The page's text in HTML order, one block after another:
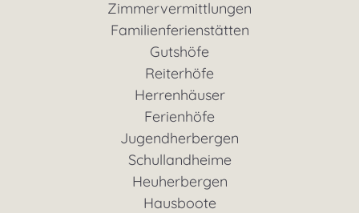
Zimmervermittlungen
Familienferienstätten
Gutshöfe
Reiterhöfe
Herrenhäuser
Ferienhöfe
Jugendherbergen
Schullandheime
Heuherbergen
Hausboote